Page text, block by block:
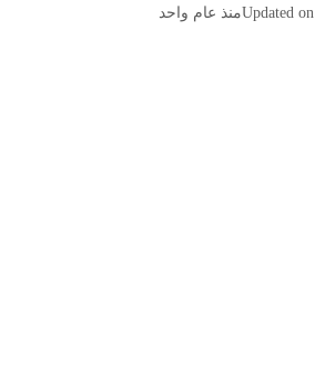
Updated onمنذ عام واحد